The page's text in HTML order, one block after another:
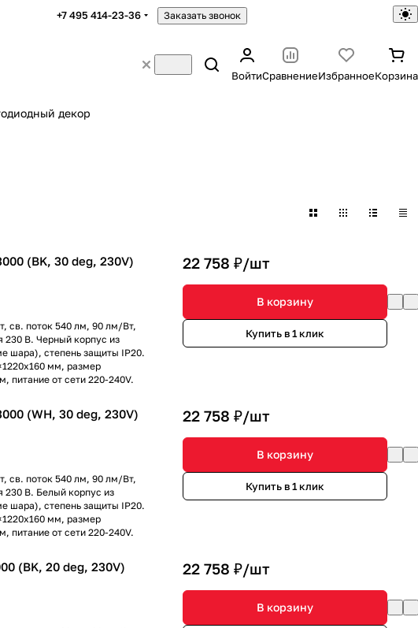
+7 495 414-23-36 Заказать звонок
ВойтиСравнениеИзбранноеКорзина
декор
(BK, 30 deg, 230V)
св. поток 540 лм, 90 лм/Вт,
230 В. Черный корпус из
шара), степень защиты IP20.
мм, размер
питание от сети 220-240V.
22 758 ₽/шт
В корзину
Купить в 1 клик
(WH, 30 deg, 230V)
св. поток 540 лм, 90 лм/Вт,
230 В. Белый корпус из
шара), степень защиты IP20.
мм, размер
питание от сети 220-240V.
22 758 ₽/шт
В корзину
Купить в 1 клик
(BK, 20 deg, 230V)
22 758 ₽/шт
В корзину